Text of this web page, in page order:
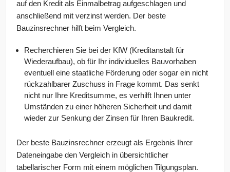
auf den Kredit als Einmalbetrag aufgeschlagen und
anschließend mit verzinst werden. Der beste
Bauzinsrechner hilft beim Vergleich.
Recherchieren Sie bei der KfW (Kreditanstalt für
Wiederaufbau), ob für Ihr individuelles Bauvorhaben
eventuell eine staatliche Förderung oder sogar ein nicht
rückzahlbarer Zuschuss in Frage kommt. Das senkt
nicht nur Ihre Kreditsumme, es verhilft Ihnen unter
Umständen zu einer höheren Sicherheit und damit
wieder zur Senkung der Zinsen für Ihren Baukredit.
Der beste Bauzinsrechner erzeugt als Ergebnis Ihrer
Dateneingabe den Vergleich in übersichtlicher
tabellarischer Form mit einem möglichen Tilgungsplan.